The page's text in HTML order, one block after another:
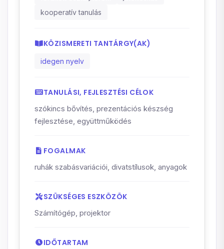
kooperatív tanulás
KÖZISMERETI TANTÁRGY(AK)
idegen nyelv
TANULÁSI, FEJLESZTÉSI CÉLOK
szókincs bővítés, prezentációs készség
fejlesztése, együttműködés
FOGALMAK
ruhák szabásvariációi, divatstílusok, anyagok
SZÜKSÉGES ESZKÖZÖK
Számítógép, projektor
IDŐTARTAM